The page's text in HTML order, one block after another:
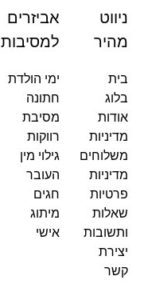
ניווט
מהיר
בית
בלוג
אודות
מדיניות
משלוחים
מדיניות
פרטיות
שאלות
ותשובות
יצירת
קשר
אביזרים
למסיבות
ימי הולדת
חתונה
מסיבת
רווקות
גילוי מין
העובר
חגים
מיתוג
אישי